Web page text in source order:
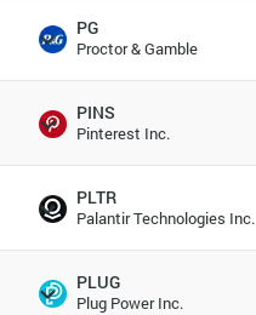
PG
Proctor & Gamble
PINS
Pinterest Inc.
PLTR
Palantir Technologies Inc.
PLUG
Plug Power Inc.